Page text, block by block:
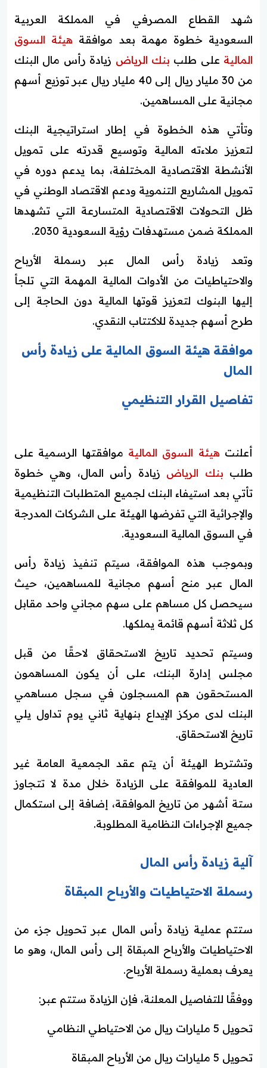
شهد القطاع المصرفي في المملكة العربية
السعودية خطوة مهمة بعد موافقة هيئة السوق
المالية على طلب بنك الرياض زيادة رأس مال البنك
من 30 مليار ريال إلى 40 مليار ريال عبر توزيع أسهم
مجانية على المساهمين.
وتأتي هذه الخطوة في إطار استراتيجية البنك
لتعزيز ملاءته المالية وتوسيع قدرته على تمويل
الأنشطة الاقتصادية المختلفة، بما يدعم دوره في
تمويل المشاريع التنموية ودعم الاقتصاد الوطني في
ظل التحولات الاقتصادية المتسارعة التي تشهدها
المملكة ضمن مستهدفات رؤية السعودية 2030.
وتعد زيادة رأس المال عبر رسملة الأرباح
والاحتياطيات من الأدوات المالية المهمة التي تلجأ
إليها البنوك لتعزيز قوتها المالية دون الحاجة إلى
طرح أسهم جديدة للاكتتاب النقدي.
موافقة هيئة السوق المالية على زيادة رأس
المال
تفاصيل القرار التنظيمي
أعلنت هيئة السوق المالية موافقتها الرسمية على
طلب بنك الرياض زيادة رأس المال، وهي خطوة
تأتي بعد استيفاء البنك لجميع المتطلبات التنظيمية
والإجرائية التي تفرضها الهيئة على الشركات المدرجة
في السوق المالية السعودية.
وبموجب هذه الموافقة، سيتم تنفيذ زيادة رأس
المال عبر منح أسهم مجانية للمساهمين، حيث
سيحصل كل مساهم على سهم مجاني واحد مقابل
كل ثلاثة أسهم قائمة يملكها.
وسيتم تحديد تاريخ الاستحقاق لاحقًا من قبل
مجلس إدارة البنك، على أن يكون المساهمون
المستحقون هم المسجلون في سجل مساهمي
البنك لدى مركز الإيداع بنهاية ثاني يوم تداول يلي
تاريخ الاستحقاق.
وتشترط الهيئة أن يتم عقد الجمعية العامة غير
العادية للموافقة على الزيادة خلال مدة لا تتجاوز
ستة أشهر من تاريخ الموافقة، إضافة إلى استكمال
جميع الإجراءات النظامية المطلوبة.
آلية زيادة رأس المال
رسملة الاحتياطيات والأرباح المبقاة
ستتم عملية زيادة رأس المال عبر تحويل جزء من
الاحتياطيات والأرباح المبقاة إلى رأس المال، وهو ما
يعرف بعملية رسملة الأرباح.
ووفقًا للتفاصيل المعلنة، فإن الزيادة ستتم عبر:
تحويل 5 مليارات ريال من الاحتياطي النظامي
تحويل 5 مليارات ريال من الأرباح المبقاة